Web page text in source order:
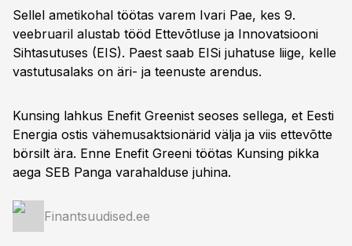
Sellel ametikohal töötas varem Ivari Pae, kes 9.
veebruaril alustab tööd Ettevõtluse ja Innovatsiooni
Sihtasutuses (EIS). Paest saab EISi juhatuse liige, kelle
vastutusalaks on äri- ja teenuste arendus.
Kunsing lahkus Enefit Greenist seoses sellega, et Eesti
Energia ostis vähemusaktsionärid välja ja viis ettevõtte
börsilt ära. Enne Enefit Greeni töötas Kunsing pikka
aega SEB Panga varahalduse juhina.
Finantsuudised.ee